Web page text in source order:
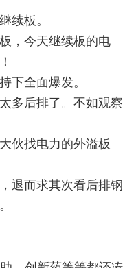
板。
，今天继续板的电
下全面爆发。
多后排了。不如观察
伙找电力的外溢板
退而求其次看后排钢